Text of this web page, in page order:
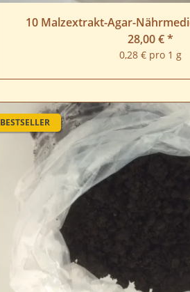
10 Malzextrakt-Agar-
28,00 €*
0,28 € pro 1 g
BESTSELLER